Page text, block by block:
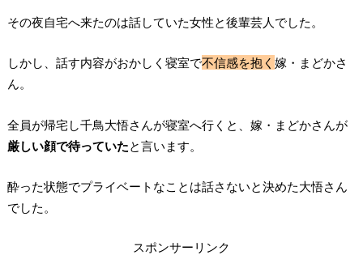
その夜自宅へ来たのは話していた女性と後輩芸人でした。
しかし、話す内容がおかしく寝室で不信感を抱く 嫁・まどかさ
ん。
全員が帰宅し千鳥大悟さんが寝室へ行くと、嫁・まどかさんが
厳しい顔で待っていたと言います。
酔った状態でプライベートなことは話さないと決めた大悟さん
でした。
スポンサーリンク